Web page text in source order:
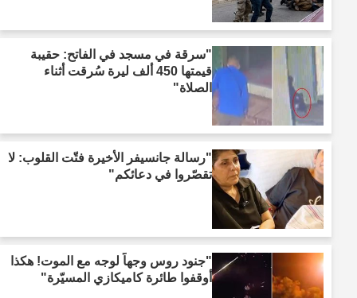
"سرقة في مسجد في الفاتح: حقيبة
قيمتها 450 ألف ليرة سُرقت أثناء
الصلاة"
"رسالة جانسيفر الأخيرة فتّت القلوب: لا
تقصّروا في دعائكم"
"جنود روس وجهاً لوجه مع الموت! هكذا
أوقفوا طائرة كاميكازي المسيّرة"